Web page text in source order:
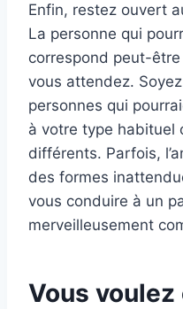
Enfin, restez ouvert
La personne qui
correspond peut-
vous attendez.
personnes qui
à votre type habituel
différents. Parfois,
des formes
vous conduire à un
merveilleusement
Vous